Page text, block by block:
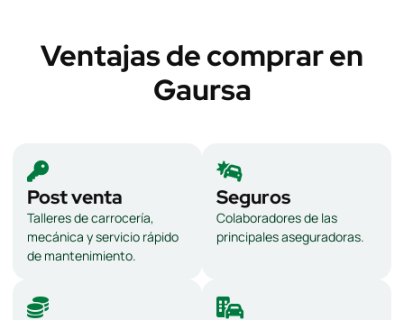
Ventajas de comprar en
Gaursa
Post venta
Talleres de carrocería,
mecánica y servicio rápido
de mantenimiento.
Seguros
Colaboradores de las
principales aseguradoras.